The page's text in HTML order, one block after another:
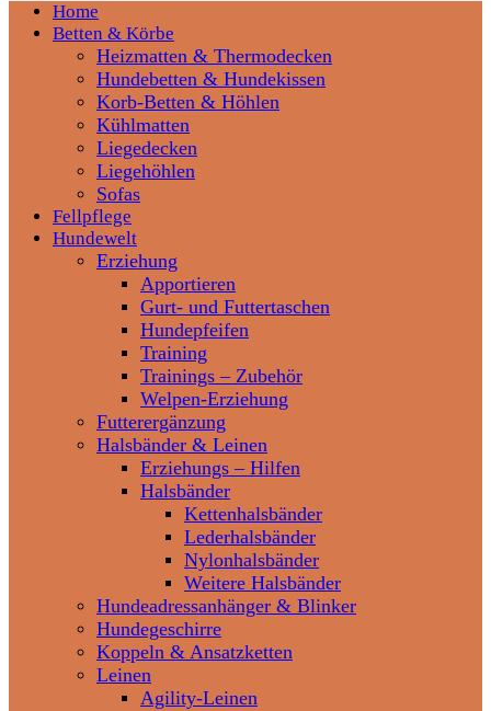
Home
Betten & Körbe
Heizmatten & Thermodecken
Hundebetten & Hundekissen
Korb-Betten & Höhlen
Kühlmatten
Liegedecken
Liegehöhlen
Sofas
Fellpflege
Hundewelt
Erziehung
Apportieren
Gurt- und Futtertaschen
Hundepfeifen
Training
Trainings – Zubehör
Welpen-Erziehung
Futterergänzung
Halsbänder & Leinen
Erziehungs – Hilfen
Halsbänder
Kettenhalsbänder
Lederhalsbänder
Nylonhalsbänder
Weitere Halsbänder
Hundeadressanhänger & Blinker
Hundegeschirre
Koppeln & Ansatzketten
Leinen
Agility-Leinen